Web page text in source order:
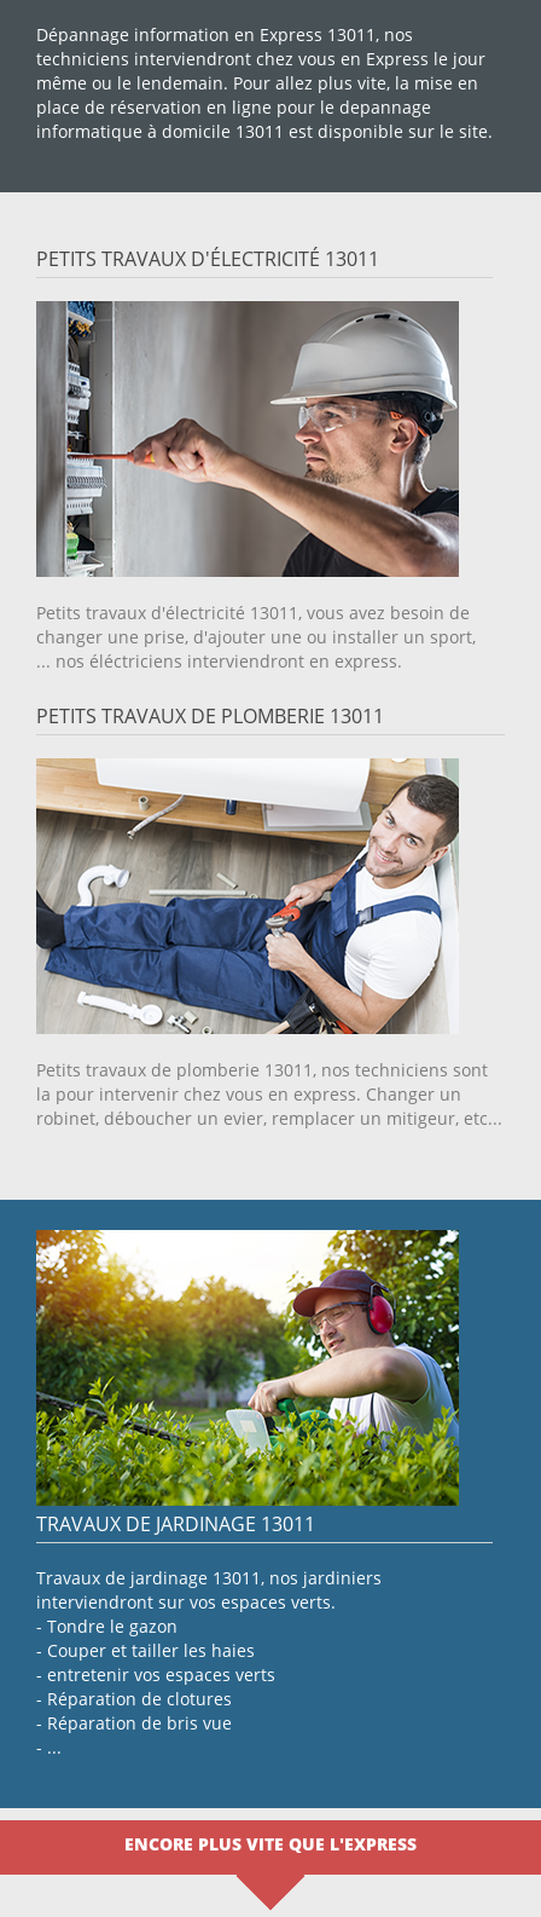
Dépannage information en Express 13011, nos
techniciens interviendront chez vous en Express le jour
même ou le lendemain. Pour allez plus vite, la mise en
place de réservation en ligne pour le depannage
informatique à domicile 13011 est disponible sur le site.
PETITS TRAVAUX D'ÉLECTRICITÉ 13011
Petits travaux d'électricité 13011, vous avez besoin de
changer une prise, d'ajouter une ou installer un sport,
... nos éléctriciens interviendront en express.
PETITS TRAVAUX DE PLOMBERIE 13011
Petits travaux de plomberie 13011, nos techniciens sont
la pour intervenir chez vous en express. Changer un
robinet, déboucher un evier, remplacer un mitigeur, etc...
TRAVAUX DE JARDINAGE 13011
Travaux de jardinage 13011, nos jardiniers
interviendront sur vos espaces verts.
- Tondre le gazon
- Couper et tailler les haies
- entretenir vos espaces verts
- Réparation de clotures
- Réparation de bris vue
- ...
ENCORE PLUS VITE QUE L'EXPRESS